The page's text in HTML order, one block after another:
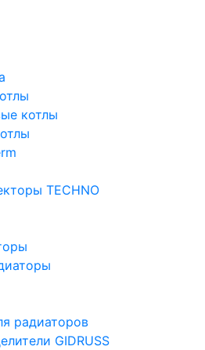
котлы
TECHNO
радиаторов
GIDRUSS